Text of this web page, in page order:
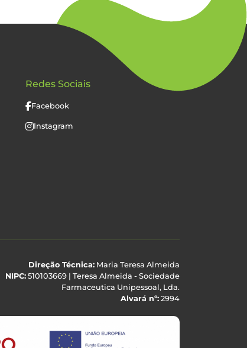
Redes Sociais
Facebook
Instagram
Direção Técnica: Maria Teresa Almeida
NIPC: 510103669 | Teresa Almeida - Sociedade
Farmaceutica Unipessoal, Lda.
Alvará nº: 2994